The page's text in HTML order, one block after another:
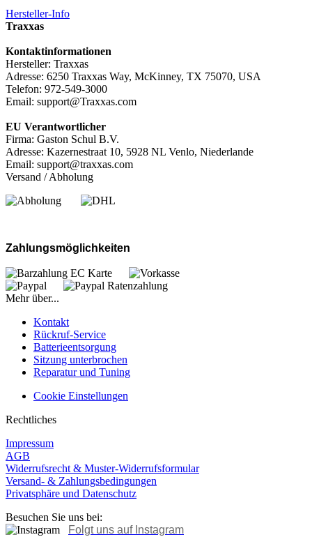
Hersteller-Info
Traxxas
Kontaktinformationen
Hersteller: Traxxas
Adresse: 6250 Traxxas Way, McKinney, TX 75070, USA
Telefon: 972-549-3000
Email: support@Traxxas.com
EU Verantwortlicher
Firma: Gaston Schul B.V.
Adresse: Kazernestraat 10, 5928 NL Venlo, Niederlande
Email: support@traxxas.com
Versand / Abholung
Zahlungsmöglichkeiten
Mehr über...
Kontakt
Rückruf-Service
Batterieentsorgung
Sitzung unterbrochen
Reparatur und Tuning
Cookie Einstellungen
Rechtliches
Impressum
AGB
Widerrufsrecht & Muster-Widerrufsformular
Versand- & Zahlungsbedingungen
Privatsphäre und Datenschutz
Besuchen Sie uns bei:
Folgt uns auf Instagram